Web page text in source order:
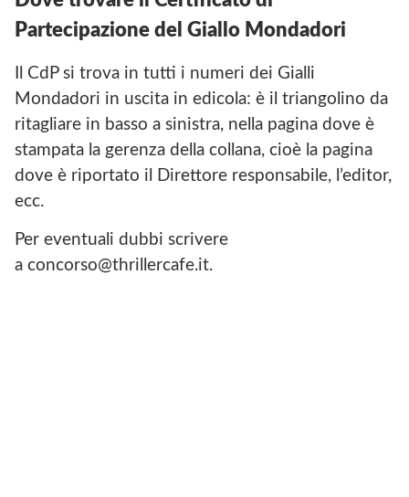
Partecipazione del Giallo Mondadori
Il CdP si trova in tutti i numeri dei Gialli
Mondadori in uscita in edicola: è il triangolino da
ritagliare in basso a sinistra, nella pagina dove è
stampata la gerenza della collana, cioè la pagina
dove è riportato il Direttore responsabile, l’editor,
ecc.
Per eventuali dubbi scrivere
a concorso@thrillercafe.it.